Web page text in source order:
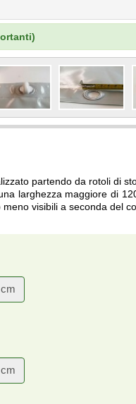
partendo da rotoli di
larghezza maggiore di
visibili a seconda del
cm
cm